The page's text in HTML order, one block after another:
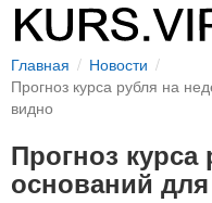
Главная
Новости
Прогноз курса рубля на
видно
Прогноз
оснований